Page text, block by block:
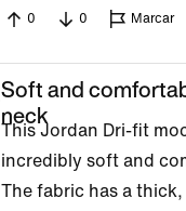
0 0 Marcar
Soft and
neck
This Jordan Dri-fit
incredibly soft and
The fabric has a